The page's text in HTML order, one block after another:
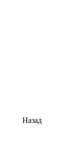
Назад